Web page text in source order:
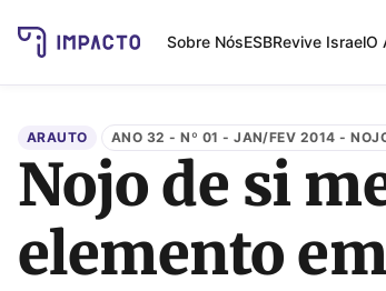
Sobre NósESBRevive IsraelO
ARAUTO ANO 32 - Nº 01 - JAN/FEV 2014 -
Nojo de si
elemento